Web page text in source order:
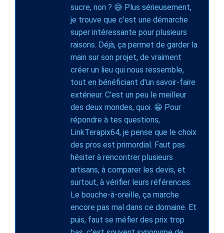
sucre, non ? 😅 Plus sérieusement,
je trouve que c'est une démarche
super intéressante pour plusieurs
raisons. Déjà, ça permet de garder la
main sur son projet, de vraiment
créer un lieu qui nous ressemble,
tout en bénéficiant d'un savoir-faire
extérieur. C'est un peu le meilleur
des deux mondes, quoi. 😁 Pour
répondre à tes questions,
LinkTerapix64, je pense que le choix
des pros est primordial. Faut pas
hésiter à rencontrer plusieurs
artisans, à comparer les devis, et
surtout, à vérifier leurs références.
Le bouche-à-oreille, ça marche
encore pas mal dans ce domaine. Et
puis, faut se méfier des prix trop